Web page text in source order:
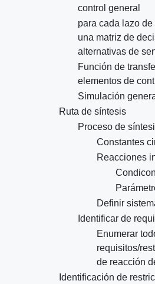
control general
para cada lazo
una matriz de
alternativas de
Función de
elementos de
Simulación
Ruta de síntesis
Proceso de
Constantes
Reacciones
Definir
Identificar de
Enumerar
requisitos/
de reacción
Identificación de